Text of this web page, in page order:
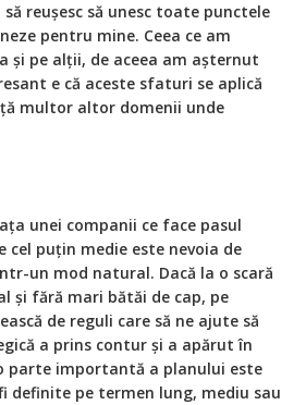
reușesc să unesc toate punctele
pentru mine. Ceea ce am
și pe alții, de aceea am așternut
e că aceste sfaturi se aplică
multor altor domenii unde
unei companii ce face pasul
cel puțin medie este nevoia de
un mod natural. Dacă la o scară
și fără mari bătăi de cap, pe
de reguli care să ne ajute să
a prins contur și a apărut în
parte importantă a planului este
definite pe termen lung, mediu sau